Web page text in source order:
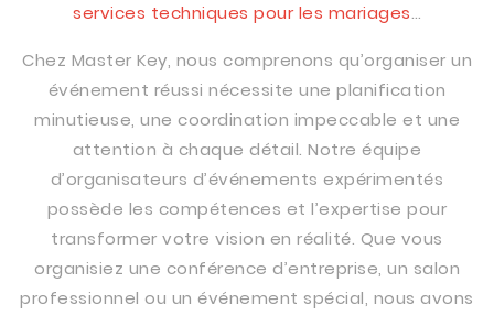
services techniques pour les mariages…
Chez Master Key, nous comprenons qu’organiser un
événement réussi nécessite une planification
minutieuse, une coordination impeccable et une
attention à chaque détail. Notre équipe
d’organisateurs d’événements expérimentés
possède les compétences et l’expertise pour
transformer votre vision en réalité. Que vous
organisiez une conférence d’entreprise, un salon
professionnel ou un événement spécial, nous avons